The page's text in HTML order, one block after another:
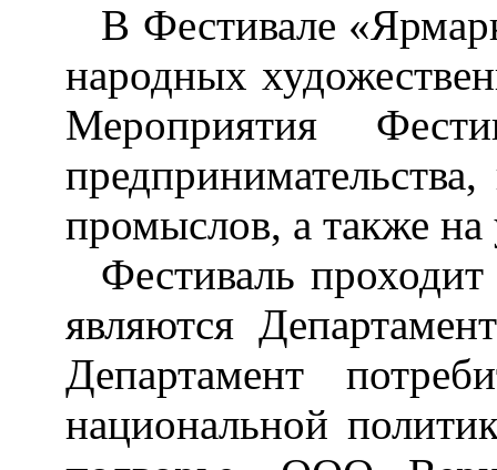
В Фестивале
народных
Мероприятия
промыслов, а также
Фестиваль
являются
Департамент
национальной